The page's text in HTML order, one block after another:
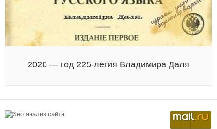
2026 — год 225-летия Владимира Даля